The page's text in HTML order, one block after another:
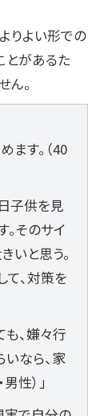
りよい形での
とがあるた
ん。
ます。（40
子供を見
そのサイ
いと思う。
て、対策を
、嫌々行
いなら、家
性）」